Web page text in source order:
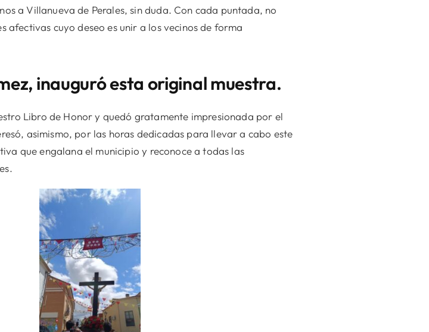
a Villanueva de Perales, sin duda. Con cada puntada, no
afectivas cuyo deseo es unir a los vecinos de forma
inauguró esta original muestra.
Libro de Honor y quedó gratamente impresionada por el
asimismo, por las horas dedicadas para llevar a cabo este
que engalana el municipio y reconoce a todas las